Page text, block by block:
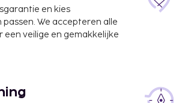
heeft een
profiteer ook van
en kies
We accepteren alle
veilige en gemakkelijke